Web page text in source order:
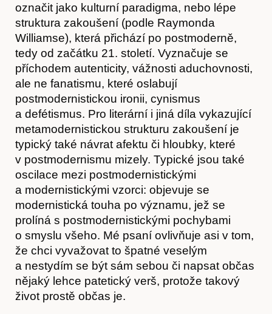
Předplatné
označit jako kulturní paradigma, nebo lépe
struktura zakoušení (podle Raymonda
Williamse), která přichází po postmoderně,
tedy od začátku 21. století. Vyznačuje se
příchodem autenticity, vážnosti aduchovnosti,
ale ne fanatismu, které oslabují
postmodernistickou ironii, cynismus
a defétismus. Pro literární i jiná díla vykazující
metamodernistickou strukturu zakoušení je
typický také návrat afektu či hloubky, které
v postmodernismu mizely. Typické jsou také
oscilace mezi postmodernistickými
a modernistickými vzorci: objevuje se
modernistická touha po významu, jež se
prolíná s postmodernistickými pochybami
o smyslu všeho. Mé psaní ovlivňuje asi v tom,
že chci vyvažovat to špatné veselým
a nestydím se být sám sebou či napsat občas
nějaký lehce patetický verš, protože takový
život prostě občas je.